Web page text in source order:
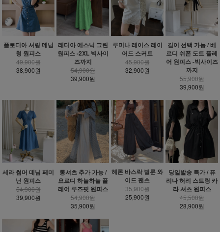
플로디아 셔링 데님
청 원피스
49,900원
38,900원
레디아 에스닉 그린
원피스 -2XL 빅사이
즈까지
54,900원
39,900원
루미나 레이스 레이
어드 스커트
45,900원
32,900원
길이 선택 가능 / 베
르디 쉬폰 도트 플레
어 원피스 -빅사이즈
까지
55,900원
39,900원
세라 썸머 데님 페미
닌 원피스
54,900원
39,900원
롱셔츠 추가 가능 /
요르디 하늘하늘 플
레어 루즈핏 원피스
54,900원
35,900원
헤론 바스락 벌룬 와
이드 팬츠
35,900원
25,900원
당일발송 특가 / 퓨
리나 허리 스트링 카
라 셔츠 원피스
45,500원
28,900원